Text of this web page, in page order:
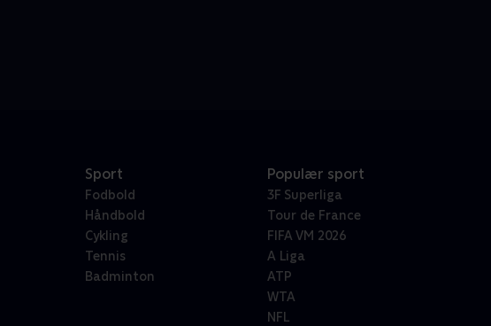
Sport
Fodbold
Håndbold
Cykling
Tennis
Badminton
Populær sport
3F Superliga
Tour de France
FIFA VM 2026
A Liga
ATP
WTA
NFL